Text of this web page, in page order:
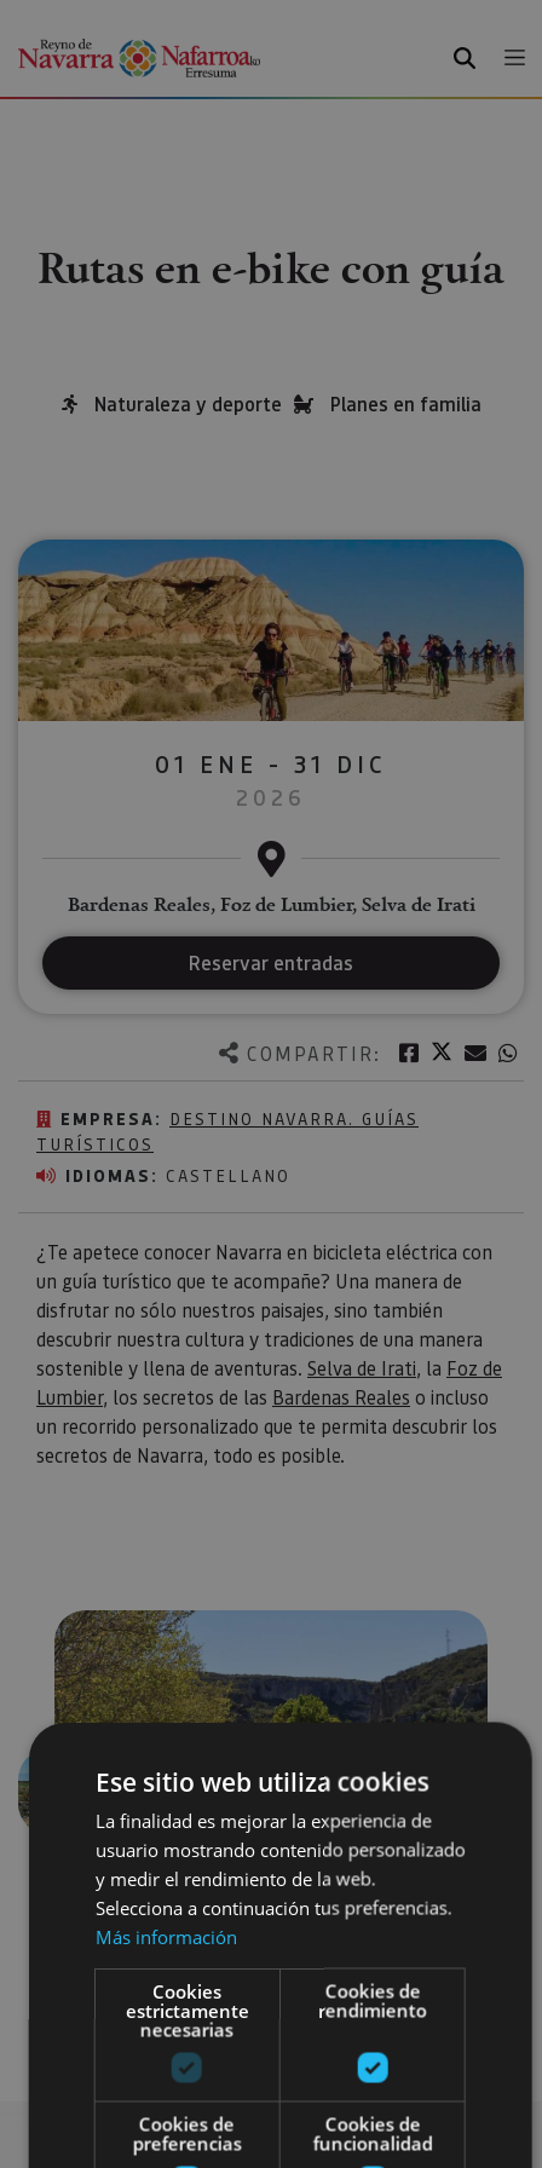
BUSCAR
Rutas en e-bike con guía
Naturaleza y deporte Planes en familia
COMPARTIR: Facebook
Twitter
EMPRESA:
DESTINO NAVARRA. GUÍAS
TURÍSTICOS
IDIOMAS: CASTELLANO
¿Te apetece conocer Navarra en bicicleta eléctrica con
un guía turístico que te acompañe? Una manera de
disfrutar no sólo nuestros paisajes, sino también
descubrir nuestra cultura y tradiciones de una manera
sostenible y llena de aventuras. Selva de Irati, la Foz de
Lumbier, los secretos de las Bardenas Reales o incluso
un recorrido personalizado que te permita descubrir los
secretos de Navarra, todo es posible.
01 ENE - 31 DIC
2026
Bardenas Reales, Foz de Lumbier, Selva de Irati
Reservar entradas
Bici
Ese sitio web utiliza cookies
La finalidad es mejorar la experiencia de
usuario mostrando contenido personalizado
y medir el rendimiento de la web.
Selecciona a continuación tus preferencias.
Más información
Cookies
estrictamente
necesarias
Cookies de
rendimiento
Cookies de
preferencias
Cookies de
funcionalidad